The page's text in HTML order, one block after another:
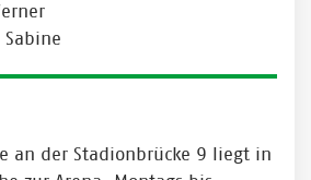
an der Stadionbrücke 9 liegt in